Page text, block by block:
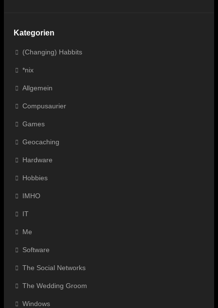
Kategorien
(Changing) Habbits
*nix
Allgemein
Compusaurier
Games
Geocaching
Hardware
Hobbies
IMHO
IT
Me
Software
The Social Networks
The Wedding Groom
Windows